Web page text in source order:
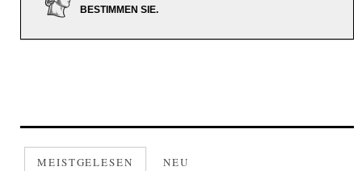
BESTIMMEN SIE.
MEISTGELESEN NEU